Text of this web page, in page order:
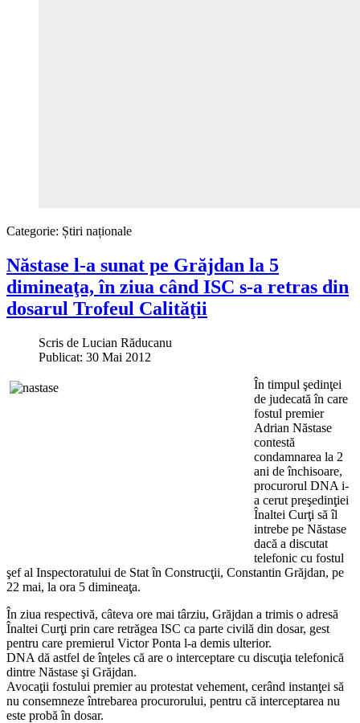
Categorie: Știri naționale
Năstase l-a sunat pe Grăjdan la 5
dimineaţa, în ziua când ISC s-a retras din
dosarul Trofeul Calităţii
Scris de Lucian Răducanu
Publicat: 30 Mai 2012
În timpul şedinţei
de judecată în care
fostul premier
Adrian Năstase
contestă
condamnarea la 2
ani de închisoare,
procurorul DNA i-
a cerut preşedinţiei
Înaltei Curţi să îl
intrebe pe Năstase
dacă a discutat
telefonic cu fostul
şef al Inspectoratului de Stat în Construcţii, Constantin Grăjdan, pe
22 mai, la ora 5 dimineaţa.
În ziua respectivă, câteva ore mai târziu, Grăjdan a trimis o adresă
Înaltei Curţi prin care retrăgea ISC ca parte civilă din dosar, gest
pentru care premierul Victor Ponta l-a demis ulterior.
DNA dă astfel de înţeles că are o interceptare cu discuţia telefonică
dintre Năstase şi Grăjdan.
Avocaţii fostului premier au protestat vehement, cerând instanţei să
nu consemneze întrebarea procurorului, pentru că interceptarea nu
este probă în dosar.